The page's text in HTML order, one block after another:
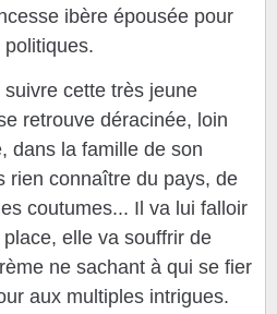
ibère épousée pour
suivre cette très jeune
retrouve déracinée, loin
dans la famille de son
rien connaître du pays, de
coutumes... Il va lui falloir
elle va souffrir de
ne sachant à qui se fier
aux multiples intrigues.